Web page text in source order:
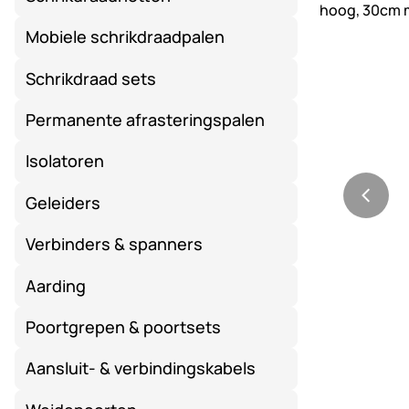
Mobiele schrikdraadpalen
Schrikdraad sets
Permanente afrasteringspalen
Isolatoren
Geleiders
Verbinders & spanners
Aarding
Poortgrepen & poortsets
Aansluit- & verbindingskabels